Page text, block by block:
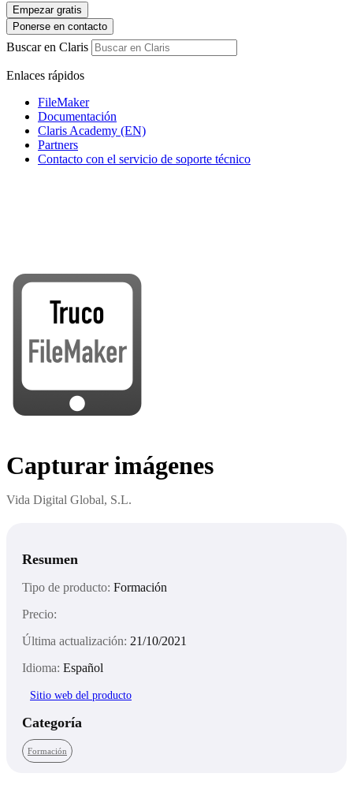
Empezar gratis
Ponerse en contacto
Buscar en Claris
Enlaces rápidos
FileMaker
Documentación
Claris Academy (EN)
Partners
Contacto con el servicio de soporte técnico
Capturar imágenes
Vida Digital Global, S.L.
Resumen
Tipo de producto: Formación
Precio:
Última actualización: 21/10/2021
Idioma: Español
Sitio web del producto
Categoría
Formación